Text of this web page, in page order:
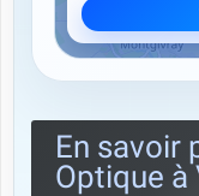
En savoir
Optique à